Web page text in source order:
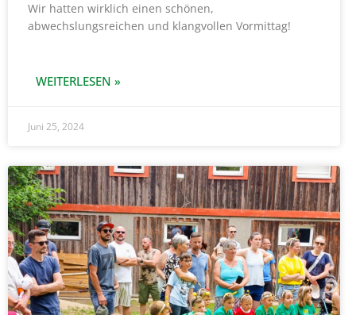
Wir hatten wirklich einen schönen,
abwechslungsreichen und klangvollen Vormittag!
WEITERLESEN »
Juni 25, 2024